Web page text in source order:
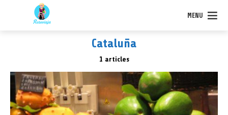
MENU
Cataluña
1 articles